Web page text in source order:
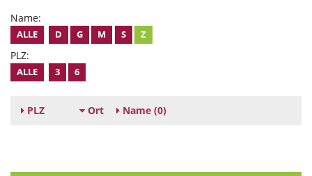
Name:
ALLE D G M S Z
PLZ:
ALLE 3 6
PLZ Ort Name (0)